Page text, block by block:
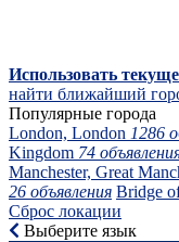
Использовать
найти ближайший
Популярные города
London, London 1286
Kingdom 74
Manchester, Great
26 объявления Bridge
Сброс локации
Выберите язык